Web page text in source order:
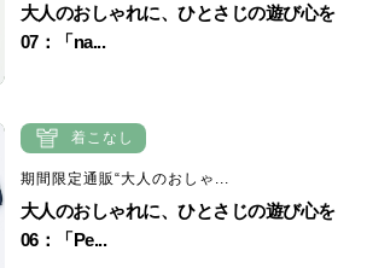
大人のおしゃれに、ひとさじの遊び心を
07：「na...
着こなし
期間限定通販“大人のおしゃ...
大人のおしゃれに、ひとさじの遊び心を
06：「Pe...